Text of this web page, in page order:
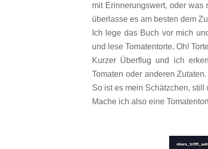
mit Erinnerungswert, oder
überlasse es am besten dem
Ich lege das Buch vor mich
und lese Tomatentorte. Oh!
Kurzer Überflug und ich
Tomaten oder anderen
So ist es mein Schätzchen, still
Mache ich also eine